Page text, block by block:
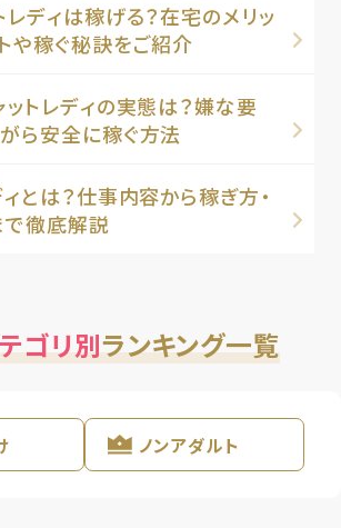
レディは稼げる？在宅のメリッ
トや稼ぐ秘訣をご紹介
ットレディの実態は？嫌な要
ら安全に稼ぐ方法
ィとは？仕事内容から稼ぎ方・
で徹底解説
ゴリ別ランキング一覧
ノンアダルト